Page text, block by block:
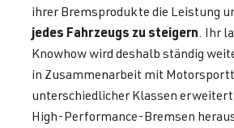
ihrer Bremsprodukte die Leistung
jedes Fahrzeugs zu steigern. Ihr
Knowhow wird deshalb ständig
in Zusammenarbeit mit
unterschiedlicher Klassen
High-Performance-Bremsen